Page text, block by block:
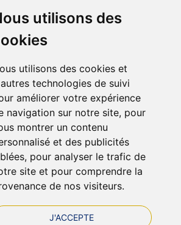
utilisons des
utilisons des cookies et
technologies de suivi
améliorer votre expérience
navigation sur notre site, pour
montrer un contenu
et des publicités
pour analyser le trafic de
site et pour comprendre la
de nos visiteurs.
J'ACCEPTE
Informations
Qui sommes-nous ?
un effet indésirable
Mentions légales
CGV
Données personnelles
Cookies
Préférences Cookies